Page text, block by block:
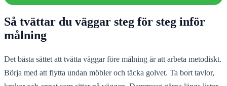
Så tvättar du väggar steg för steg inför
målning
Det bästa sättet att tvätta väggar före målning är att arbeta metodiskt.
Börja med att flytta undan möbler och täcka golvet. Ta bort tavlor,